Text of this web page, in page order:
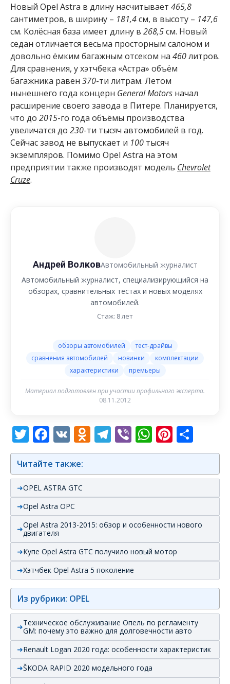
Новый Opel Astra в длину насчитывает 465,8
сантиметров, в ширину – 181,4см, в высоту – 147,6
см. Колёсная база имеет длину в 268,5см. Новый
седан отличается весьма просторным салоном и
довольно ёмким багажным отсеком на 460литров.
Для сравнения, у хэтчбека «Астра» объём
багажника равен 370-ти литрам. Летом
нынешнего года концерн General Motors начал
расширение своего завода в Питере. Планируется,
что до 2015-го года объёмы производства
увеличатся до 230-ти тысяч автомобилей в год.
Сейчас завод не выпускает и 100 тысяч
экземпляров. Помимо Opel Astra на этом
предприятии также производят модель Chevrolet
Cruze.
Андрей ВолковАвтомобильный журналист
Автомобильный журналист, специализирующийся на
обзорах, сравнительных тестах и новых моделях
автомобилей.
Стаж: 8 лет
обзоры автомобилей
тест-драйвы
сравнения автомобилей
новинки
комплектации
характеристики
премьеры
Материал подготовлен при участии профильного эксперта.
08.11.2012
Twitter
Facebook
VK Odnoklassniki
Telegram
Viber
Читайте также:
OPEL ASTRA GTC
Opel Astra OPC
Opel Astra 2013-2015: обзор и особенности нового
двигателя
Купе Opel Astra GTC получило новый мотор
Хэтчбек Opel Astra 5 поколение
Из рубрики: OPEL
Техническое обслуживание Опель по регламенту
GM: почему это важно для долговечности авто
Renault Logan 2020 года: особенности характеристик
ŠKODA RAPID 2020 модельного года